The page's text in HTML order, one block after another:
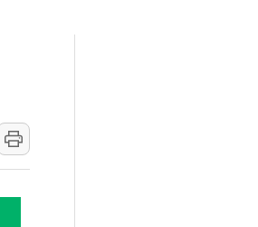
라엘·이란 위협에 맞설 자체 억지력 강화
"
제동
'올스톱'… 美 해상봉쇄 영향
" 촉각
반도체주 '활짝'
…나스닥 선물 1%대 상승